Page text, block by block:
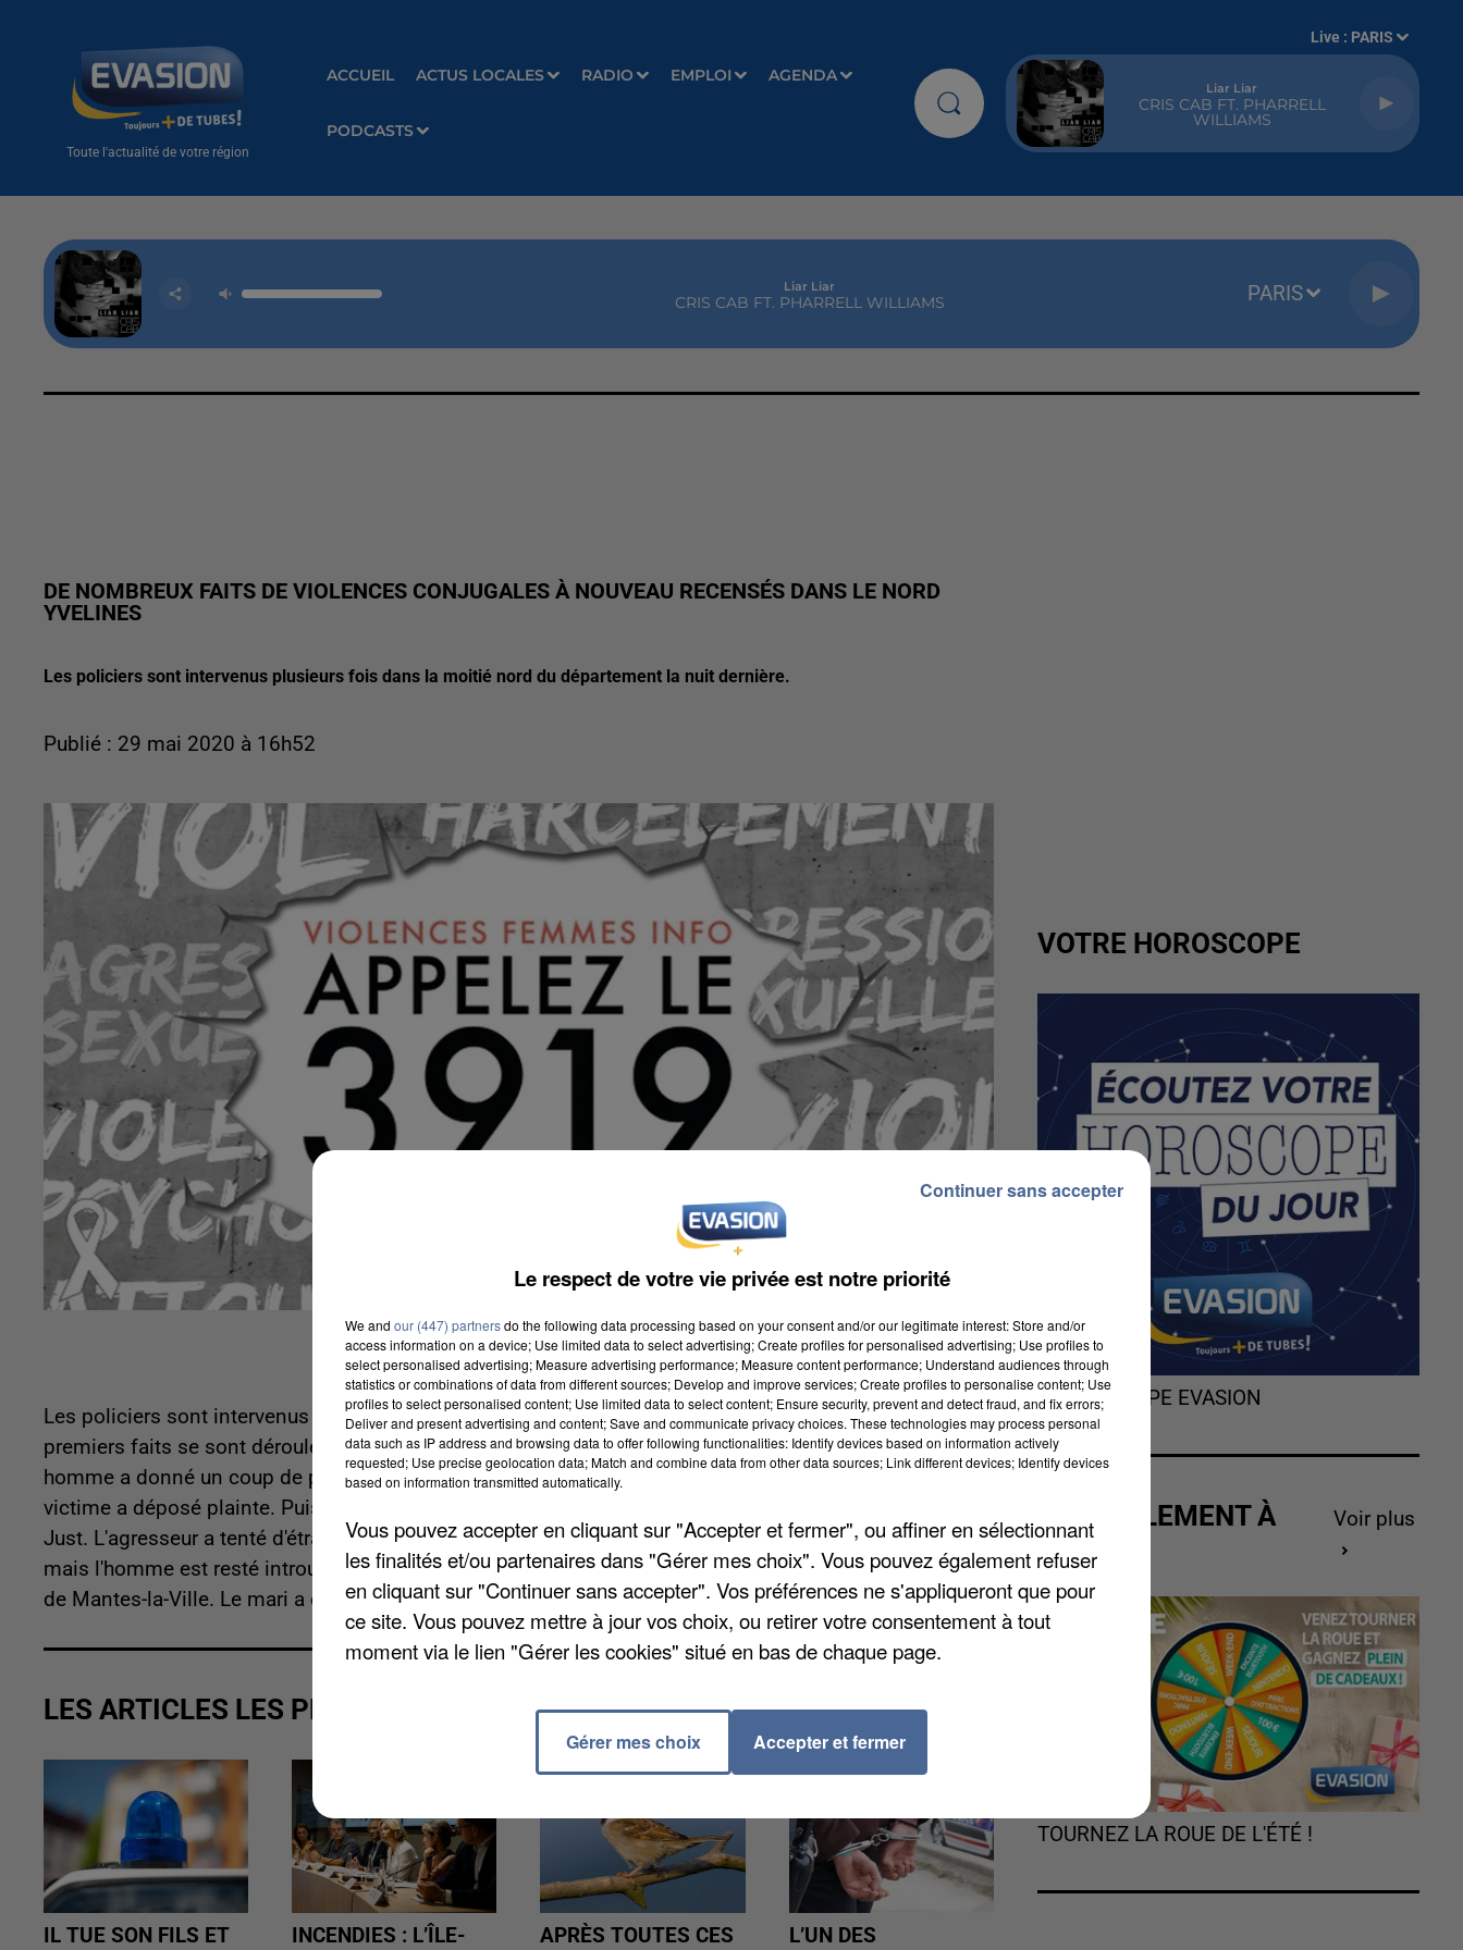
Toute l'actualité de votre région
ACCUEIL ACTUS LOCALES RADIO EMPLOI AGENDA
PODCASTS
Live : PARIS
Liar Liar
CRIS CAB FT. PHARRELL
WILLIAMS
Liar Liar
CRIS CAB FT. PHARRELL WILLIAMS PARIS
DE NOMBREUX FAITS DE VIOLENCES CONJUGALES À NOUVEAU RECENSÉS DANS LE NORD
YVELINES
Les policiers sont intervenus plusieurs fois dans la moitié nord du département la nuit dernière.
Publié : 29 mai 2020 à 16h52
Les policiers sont intervenus plusieurs fois dans la moitié nord du département la nuit dernière. Les
premiers faits se sont déroulés à Aubergenville dans l'allée de la Corniche. Lors d'une dispute, un
homme a donné un coup de poing à son ex-femme en plein visage et l'a bousculée. Il a été arrêté, sa
victime a déposé plainte. Puis les agents ont été appelés à plaisir peu après 22h30 dans l'allée Saint-
Just. L'agresseur a tenté d'étrangler sa femme avant de prendre la fuite. Une plainte a été déposée,
mais l'homme est resté introuvable. Enfin, vers 23h15, c'est une gifle qui a été assenée à une habitante
de Mantes-la-Ville. Le mari a été arrêté, et là aussi, la femme a déposé plainte.
LES ARTICLES LES PLUS VUS
IL TUE SON FILS ET
INCENDIES : L’ÎLE-
APRÈS TOUTES CES
L’UN DES
VOTRE HOROSCOPE
L'HOROSCOPE EVASION
ACTUELLEMENT À
GAGNER
Voir plus
TOURNEZ LA ROUE DE L'ÉTÉ !
Le respect de votre vie privée est notre priorité
We and our (447) partnersdo the following data processing based on your consent and/or our legitimate interest: Store and/or
access information on a device; Use limited data to select advertising; Create profiles for personalised advertising; Use profiles to
select personalised advertising; Measure advertising performance; Measure content performance; Understand audiences through
statistics or combinations of data from different sources; Develop and improve services; Create profiles to personalise content; Use
profiles to select personalised content; Use limited data to select content; Ensure security, prevent and detect fraud, and fix errors;
Deliver and present advertising and content; Save and communicate privacy choices. These technologies may process personal
data such as IP address and browsing data to offer following functionalities: Identify devices based on information actively
requested; Use precise geolocation data; Match and combine data from other data sources; Link different devices; Identify devices
based on information transmitted automatically.
Vous pouvez accepter en cliquant sur "Accepter et fermer", ou affiner en sélectionnant
les finalités et/ou partenaires dans "Gérer mes choix". Vous pouvez également refuser
en cliquant sur "Continuer sans accepter". Vos préférences ne s'appliqueront que pour
ce site. Vous pouvez mettre à jour vos choix, ou retirer votre consentement à tout
moment via le lien "Gérer les cookies" situé en bas de chaque page.
Gérer mes choix Accepter et fermer
Continuer sans accepter